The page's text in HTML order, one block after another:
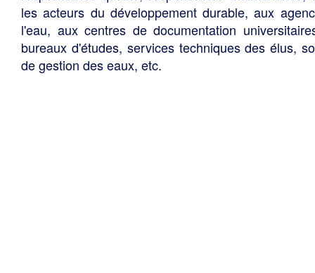
les acteurs du développement durable, aux
l'eau, aux centres de documentation
bureaux d'études, services techniques des élus,
de gestion des eaux, etc.